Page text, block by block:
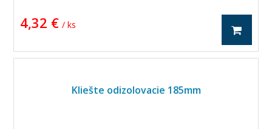
4,32 € / ks
Kliešte odizolovacie 185mm